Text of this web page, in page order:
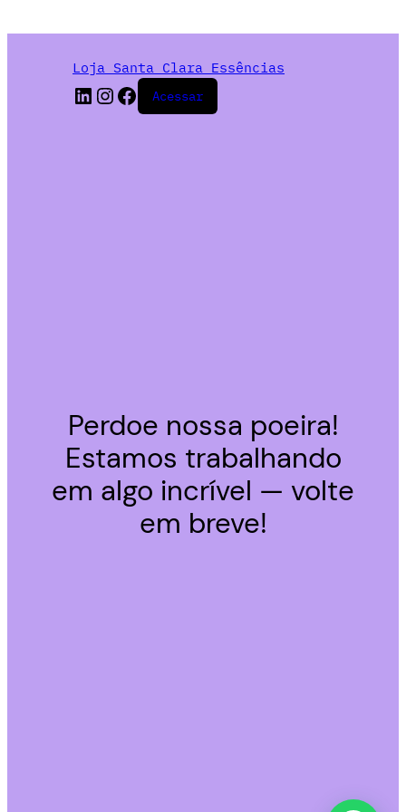
Loja Santa Clara Essências
Acessar
Perdoe nossa poeira!
Estamos trabalhando
em algo incrível — volte
em breve!